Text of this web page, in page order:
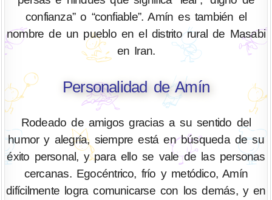
confianza” o “confiable”. Amín es también el
nombre de un pueblo en el distrito rural de Masabi
en Iran.
Personalidad de Amín
Rodeado de amigos gracias a su sentido del
humor y alegría, siempre está en búsqueda de su
éxito personal, y para ello se vale de las personas
cercanas. Egocéntrico, frío y metódico, Amín
difícilmente logra comunicarse con los demás, y en